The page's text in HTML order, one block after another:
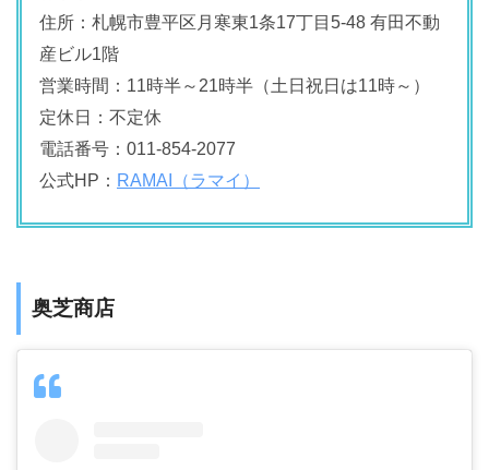
住所：札幌市豊平区月寒東1条17丁目5-48 有田不動
産ビル1階
営業時間：11時半～21時半（土日祝日は11時～）
定休日：不定休
電話番号：011-854-2077
公式HP： RAMAI（ラマイ）
奥芝商店